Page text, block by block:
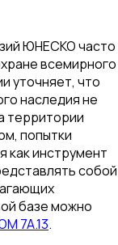
ЮНЕСКО часто
всемирного
уточняет, что
наследия не
территории
попытки
как инструмент
собой
базе можно
7A.13.